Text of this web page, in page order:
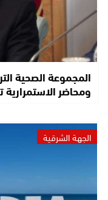
المجموعة الصحية
ومحاضر
الجهة الشرقية